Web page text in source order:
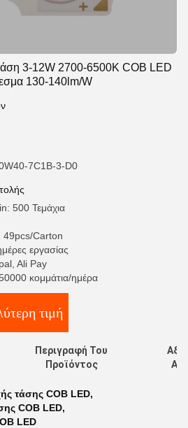
3-12W 2700-6500K COB LED
130-140lm/W
7C1B-3-D0
500 Τεμάχια
49pcs/Carton
εργασίας
Ali Pay
κομμάτια/ημέρα
τιμή
Περιγραφή Του
Προϊόντος
τάσης COB LED,
COB LED,
LED